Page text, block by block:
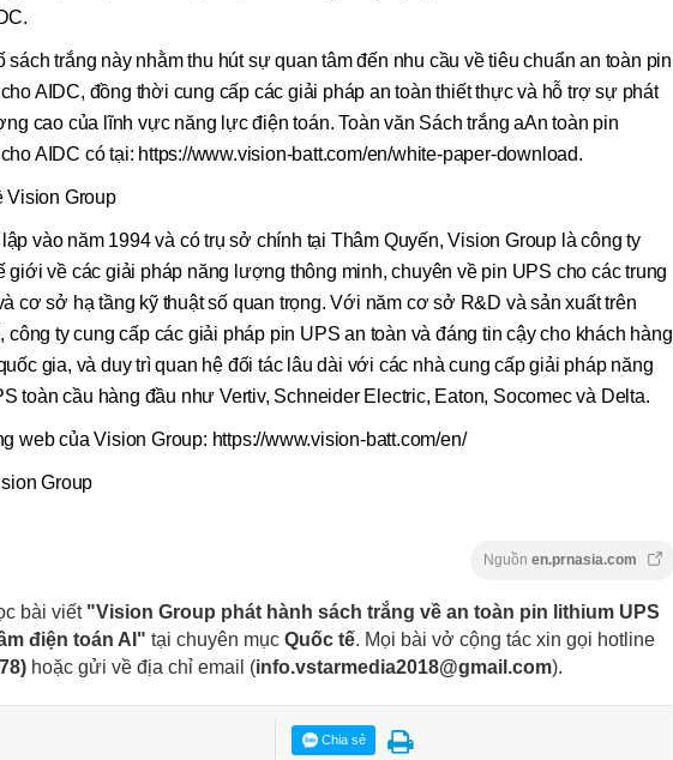
sách trắng này nhằm thu hút sự quan tâm đến nhu cầu về tiêu chuẩn an toàn pin
AIDC, đồng thời cung cấp các giải pháp an toàn thiết thực và hỗ trợ sự phát
cao của lĩnh vực năng lực điện toán. Toàn văn Sách trắng aAn toàn pin
AIDC có tại: https://www.vision-batt.com/en/white-paper-download.
Vision Group
vào năm 1994 và có trụ sở chính tại Thâm Quyến, Vision Group là công ty
giới về các giải pháp năng lượng thông minh, chuyên về pin UPS cho các trung
cơ sở hạ tầng kỹ thuật số quan trọng. Với năm cơ sở R&D và sản xuất trên
công ty cung cấp các giải pháp pin UPS an toàn và đáng tin cậy cho khách hàng
gia, và duy trì quan hệ đối tác lâu dài với các nhà cung cấp giải pháp năng
toàn cầu hàng đầu như Vertiv, Schneider Electric, Eaton, Socomec và Delta.
web của Vision Group: https://www.vision-batt.com/en/
Group
Nguồn en.prnasia.com
bài viết "Vision Group phát hành sách trắng về an toàn pin lithium UPS
điện toán AI" tại chuyên mục Quốc tế. Mọi bài vở cộng tác xin gọi hotline
) hoặc gửi về địa chỉ email (info.vstarmedia2018@gmail.com).
Chia sẻ